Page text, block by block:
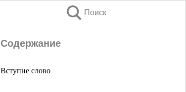
Поиск
Содержание
Вступне слово